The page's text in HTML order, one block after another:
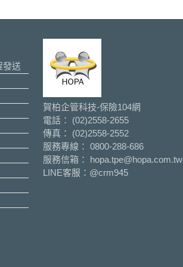
發送
賀柏企管科技-保險104網
電話： (02)2558-2655
傳真： (02)2558-2552
服務專線： 0800-288-686
服務信箱： hopa.tpe@hopa.com.tw
LINE客服： @crm945